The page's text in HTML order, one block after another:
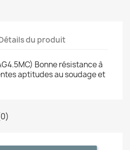
du produit
Bonne résistance à
aptitudes au soudage et